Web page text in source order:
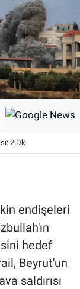
2 Dk
endişeleri
hedef
Beyrut'un
saldırısı